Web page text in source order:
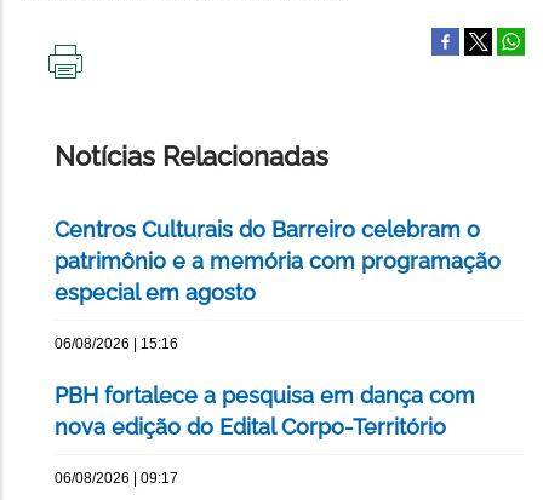
Notícias Relacionadas
Centros Culturais do Barreiro celebram o
patrimônio e a memória com programação
especial em agosto
06/08/2026 | 15:16
PBH fortalece a pesquisa em dança com
nova edição do Edital Corpo-Território
06/08/2026 | 09:17